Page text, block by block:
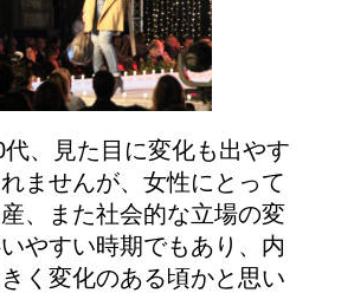
、見た目に変化も出やす
ませんが、女性にとって
、また社会的な立場の変
やすい時期でもあり、内
く変化のある頃かと思い